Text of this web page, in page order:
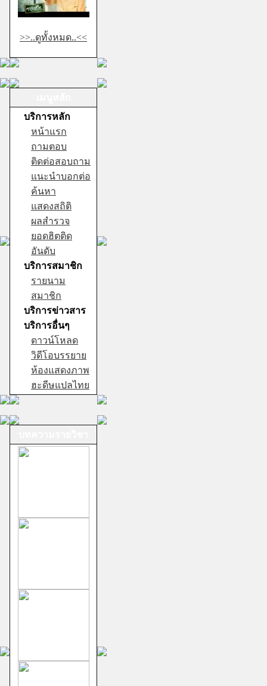
>>..ดูทั้งหมด..<<
บริการหลัก
หน้าแรก
ถามตอบ
ติดต่อสอบถาม
แนะนำบอกต่อ
ค้นหา
แสดงสถิติ
ผลสำรวจ
ยอดฮิตติด
อันดับ
บริการสมาชิก
รายนาม
สมาชิก
บริการข่าวสาร
บริการอื่นๆ
ดาวน์โหลด
วิดีโอบรรยาย
ห้องแสดงภาพ
ฮะดีษแปลไทย